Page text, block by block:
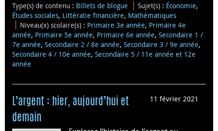
Type(s) de contenu : Billets de blogue Sujet(s) : Économie,
Études sociales, Littératie financière, Mathématiques
Niveau(x) scolaire(s) : Primaire 3e année, Primaire 4e
année, Primaire 5e année, Primaire 6e année, Secondaire 1 /
7e année, Secondaire 2 / 8e année, Secondaire 3 / 9e année,
Secondaire 4 / 10e année, Secondaire 5 / 11e année et 12e
année
11 février 2021
L’argent : hier, aujourd’hui et
demain